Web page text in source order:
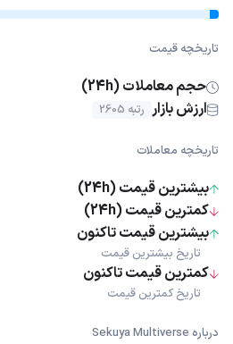
تاریخچه قیمت
حجم معاملات (24h)
ارزش بازار رتبه 2605
تاریخچه معاملات
بیشترین قیمت (24h)
کمترین قیمت (24h)
بیشترین قیمت تاکنون
تاریخ بیشترین قیمت
کمترین قیمت تاکنون
تاریخ کمترین قیمت
درباره Sekuya Multiverse